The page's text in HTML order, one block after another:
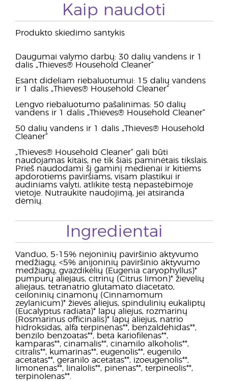
Kaip naudoti
Produkto skiedimo santykis
Daugumai valymo darbų: 30 dalių vandens ir 1
dalis „Thieves® Household Cleaner“
Esant dideliam riebaluotumui: 15 dalių vandens
ir 1 dalis „Thieves® Household Cleaner“
Lengvo riebaluotumo pašalinimas: 50 dalių
vandens ir 1 dalis „Thieves® Household Cleaner“
50 dalių vandens ir 1 dalis „Thieves® Household
Cleaner“
„Thieves® Household Cleaner“ gali būti
naudojamas kitais, ne tik šiais paminėtais tikslais.
Prieš naudodami šį gaminį medienai ir kitiems
apdorotiems paviršiams, visam plastikui ir
audiniams valyti, atlikite testą nepastebimoje
vietoje. Nutraukite naudojimą, jei atsiranda
dėmių.
Ingredientai
Vanduo, 5-15% nejoninių paviršinio aktyvumo
medžiagų, <5% anijoninių paviršinio aktyvumo
medžiagų, gvazdikėlių (Eugenia caryophyllus)*
pumpurų aliejaus, citrinų (Citrus limon)* žievelių
aliejaus, tetranatrio glutamato diacetato,
ceiloninių cinamonų (Cinnamomum
zeylanicum)* žievės aliejus, spindulinių eukaliptų
(Eucalyptus radiata)* lapų aliejus, rozmarinų
(Rosmarinus officinalis)* lapų aliejus, natrio
hidroksidas, alfa terpinenas**, benzaldehidas**,
benzilo benzoatas**, beta kariofilenas**,
kamparas**, cinamalis**, cinamilo alkoholis**,
citralis**, kumarinas**, eugenolis**, eugenilo
acetatas**, geranilo acetatas**, izoeugenolis**,
limonenas**, linalolis**, pinenas**, terpineolis**,
terpinolenas**.